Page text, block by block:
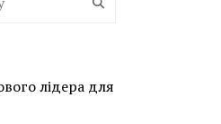
лідера для